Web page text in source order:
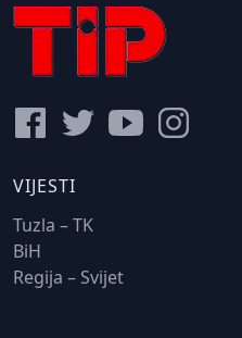
VIJESTI
Tuzla – TK
BiH
Regija – Svijet